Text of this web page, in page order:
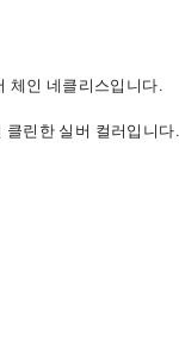
체인 네클리스입니다.
클린한 실버 컬러입니다.